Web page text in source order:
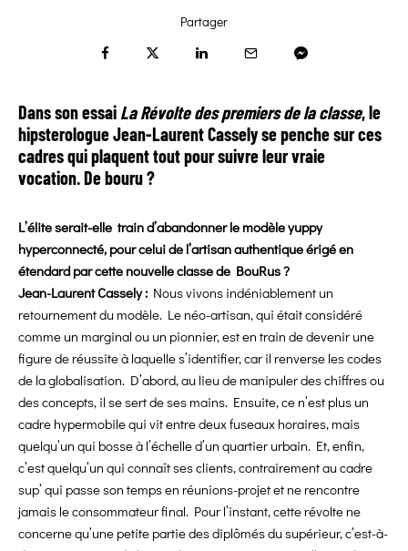
Partager
Dans son essai La Révolte des premiers de la classe, le
hipsterologue Jean-Laurent Cassely se penche sur ces
cadres qui plaquent tout pour suivre leur vraie
vocation. De bouru ?
L’élite serait-elle train d’abandonner le modèle yuppy
hyperconnecté, pour celui de l’artisan authentique érigé en
étendard par cette nouvelle classe de BouRus ?
Jean-Laurent Cassely : Nous vivons indéniablement un
retournement du modèle. Le néo-artisan, qui était considéré
comme un marginal ou un pionnier, est en train de devenir une
figure de réussite à laquelle s’identifier, car il renverse les codes
de la globalisation. D’abord, au lieu de manipuler des chiffres ou
des concepts, il se sert de ses mains. Ensuite, ce n’est plus un
cadre hypermobile qui vit entre deux fuseaux horaires, mais
quelqu’un qui bosse à l’échelle d’un quartier urbain. Et, enfin,
c’est quelqu’un qui connaît ses clients, contrairement au cadre
sup’ qui passe son temps en réunions-projet et ne rencontre
jamais le consommateur final. Pour l’instant, cette révolte ne
concerne qu’une petite partie des diplômés du supérieur, c’est-à-